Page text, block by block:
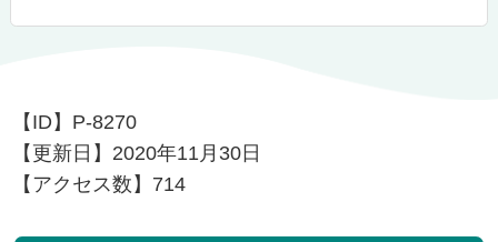
【ID】 P-8270
【更新日】 2020年11月30日
【アクセス数】 714